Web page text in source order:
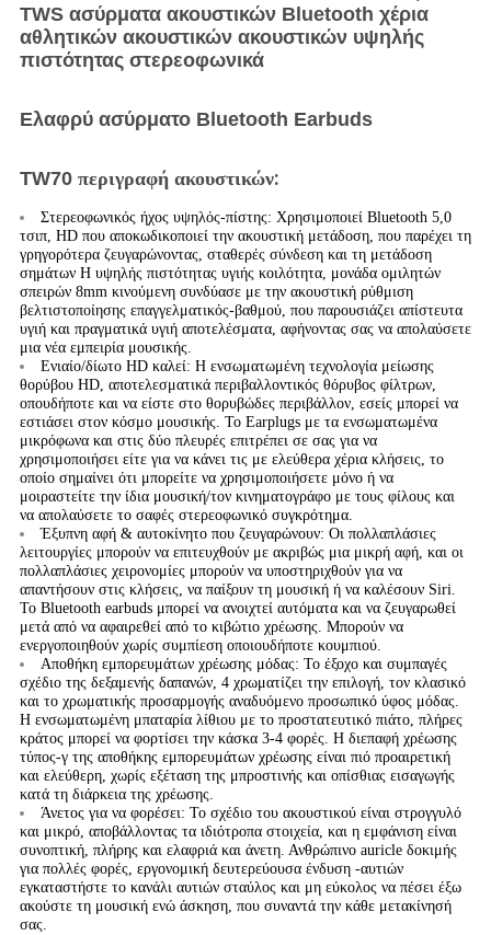
TWS ασύρματα ακουστικών Bluetooth χέρια
αθλητικών ακουστικών ακουστικών υψηλής
πιστότητας στερεοφωνικά
Ελαφρύ ασύρματο Bluetooth Earbuds
TW70περιγραφή ακουστικών:
Στερεοφωνικός ήχος υψηλός-πίστης: Χρησιμοποιεί Bluetooth 5,0
τσιπ, HD που αποκωδικοποιεί την ακουστική μετάδοση, που παρέχει τη
γρηγορότερα ζευγαρώνοντας, σταθερές σύνδεση και τη μετάδοση
σημάτων Η υψηλής πιστότητας υγιής κοιλότητα, μονάδα ομιλητών
σπειρών 8mm κινούμενη συνδύασε με την ακουστική ρύθμιση
βελτιστοποίησης επαγγελματικός-βαθμού, που παρουσιάζει απίστευτα
υγιή και πραγματικά υγιή αποτελέσματα, αφήνοντας σας να απολαύσετε
μια νέα εμπειρία μουσικής.
Ενιαίο/δίωτο HD καλεί: Η ενσωματωμένη τεχνολογία μείωσης
θορύβου HD, αποτελεσματικά περιβαλλοντικός θόρυβος φίλτρων,
οπουδήποτε και να είστε στο θορυβώδες περιβάλλον, εσείς μπορεί να
εστιάσει στον κόσμο μουσικής. Το Earplugs με τα ενσωματωμένα
μικρόφωνα και στις δύο πλευρές επιτρέπει σε σας για να
χρησιμοποιήσει είτε για να κάνει τις με ελεύθερα χέρια κλήσεις, το
οποίο σημαίνει ότι μπορείτε να χρησιμοποιήσετε μόνο ή να
μοιραστείτε την ίδια μουσική/τον κινηματογράφο με τους φίλους και
να απολαύσετε το σαφές στερεοφωνικό συγκρότημα.
Έξυπνη αφή & αυτοκίνητο που ζευγαρώνουν: Οι πολλαπλάσιες
λειτουργίες μπορούν να επιτευχθούν με ακριβώς μια μικρή αφή, και οι
πολλαπλάσιες χειρονομίες μπορούν να υποστηριχθούν για να
απαντήσουν στις κλήσεις, να παίξουν τη μουσική ή να καλέσουν Siri.
Το Bluetooth earbuds μπορεί να ανοιχτεί αυτόματα και να ζευγαρωθεί
μετά από να αφαιρεθεί από το κιβώτιο χρέωσης. Μπορούν να
ενεργοποιηθούν χωρίς συμπίεση οποιουδήποτε κουμπιού.
Αποθήκη εμπορευμάτων χρέωσης μόδας: Το έξοχο και συμπαγές
σχέδιο της δεξαμενής δαπανών, 4 χρωματίζει την επιλογή, τον κλασικό
και το χρωματικής προσαρμογής αναδυόμενο προσωπικό ύφος μόδας.
Η ενσωματωμένη μπαταρία λίθιου με το προστατευτικό πιάτο, πλήρες
κράτος μπορεί να φορτίσει την κάσκα 3-4 φορές. Η διεπαφή χρέωσης
τύπος-γ της αποθήκης εμπορευμάτων χρέωσης είναι πιό προαιρετική
και ελεύθερη, χωρίς εξέταση της μπροστινής και οπίσθιας εισαγωγής
κατά τη διάρκεια της χρέωσης.
Άνετος για να φορέσει: Το σχέδιο του ακουστικού είναι στρογγυλό
και μικρό, αποβάλλοντας τα ιδιότροπα στοιχεία, και η εμφάνιση είναι
συνοπτική, πλήρης και ελαφριά και άνετη. Ανθρώπινο auricle δοκιμής
για πολλές φορές, εργονομική δευτερεύουσα ένδυση -αυτιών
εγκαταστήστε το κανάλι αυτιών σταύλος και μη εύκολος να πέσει έξω
ακούστε τη μουσική ενώ άσκηση, που συναντά την κάθε μετακίνησή
σας.